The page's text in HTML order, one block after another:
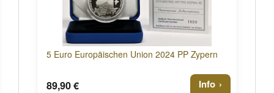
5 Euro Europäischen Union 2024 PP Zypern
89,90 € Info